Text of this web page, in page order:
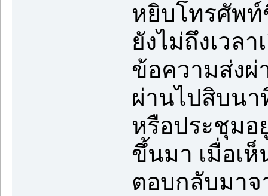
หยิบโทรศัพท์
ยังไม่ถึงเวล
ข้อความส่งผ่
ผ่านไปสิบนา
หรือประชุมอ
ขึ้นมา เมื่อเ
ตอบกลับมาจ